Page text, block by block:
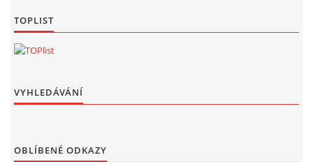
TOPLIST
VYHLEDÁVÁNÍ
OBLÍBENÉ ODKAZY